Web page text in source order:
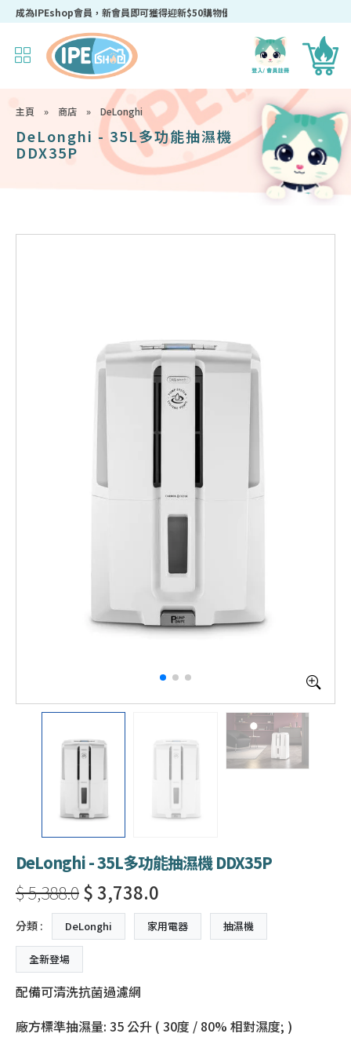
成為IPEshop會員，新會員即可獲得迎新$50購物優惠碼！
主頁 » 商店 » DeLonghi
DeLonghi - 35L多功能抽濕機
DDX35P
DeLonghi - 35L多功能抽濕機 DDX35P
$ 5,388.0$ 3,738.0
分類 : DeLonghi 家用電器 抽濕機
全新登場
配備可清洗抗菌過濾網
廠方標準抽濕量: 35 公升 ( 30度 / 80% 相對濕度; )